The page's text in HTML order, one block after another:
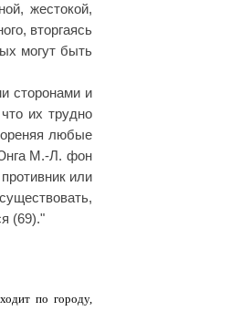
жестокой,
вторгаясь
могут быть
сторонами и
их трудно
любые
Юнга М.-Л. фон
или
(69)."
по городу,